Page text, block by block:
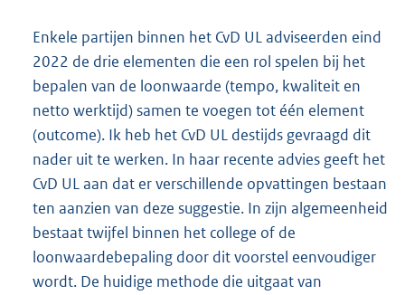
Enkele partijen binnen het CvD UL adviseerden eind
2022 de drie elementen die een rol spelen bij het
bepalen van de loonwaarde (tempo, kwaliteit en
netto werktijd) samen te voegen tot één element
(outcome). Ik heb het CvD UL destijds gevraagd dit
nader uit te werken. In haar recente advies geeft het
CvD UL aan dat er verschillende opvattingen bestaan
ten aanzien van deze suggestie. In zijn algemeenheid
bestaat twijfel binnen het college of de
loonwaardebepaling door dit voorstel eenvoudiger
wordt. De huidige methode die uitgaat van